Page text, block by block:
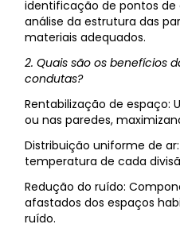
identificação de pontos de
análise da estrutura das
materiais adequados.
2. Quais são os benefícios
condutas?
Rentabilização de espaço:
ou nas paredes,
Distribuição uniforme de
temperatura de cada
Redução do ruído:
afastados dos espaços
ruído.